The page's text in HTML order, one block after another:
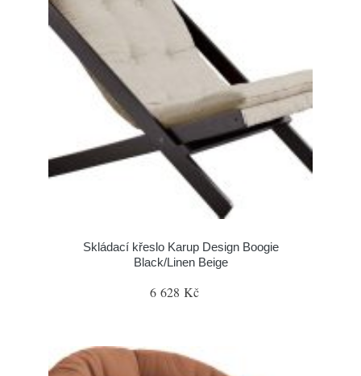
Skládací křeslo Karup Design Boogie
Black/Linen Beige
6 628 Kč